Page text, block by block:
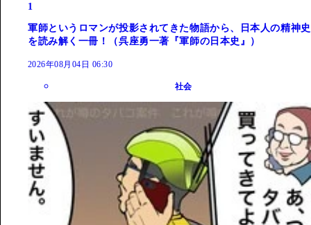
1
軍師というロマンが投影されてきた物語から、日本人の精神史
を読み解く一冊！（呉座勇一著『軍師の日本史』）
2026年08月04日 06:30
社会